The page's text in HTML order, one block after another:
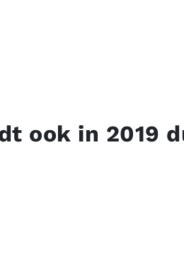
ook in 2019